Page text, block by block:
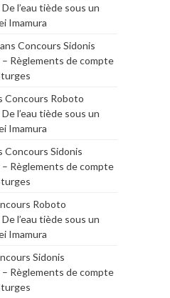
l’eau tiède sous un
Imamura
Concours Sidonis
Règlements de compte
Concours Roboto
l’eau tiède sous un
Imamura
Concours Sidonis
Règlements de compte
Roboto
l’eau tiède sous un
Imamura
Sidonis
Règlements de compte